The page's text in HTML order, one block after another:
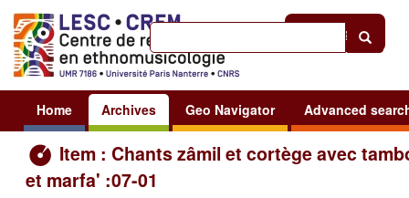
Sign in
Home Archives Geo Navigator Advanced
Item : Chants zâmil et cortège avec
et marfa' :07-01